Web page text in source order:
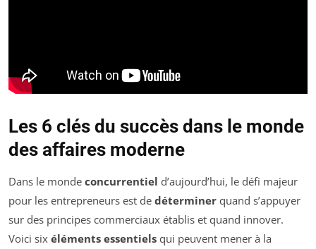
Les 6 clés du succès dans le monde
des affaires moderne
Dans le monde concurrentiel d’aujourd’hui, le défi majeur
pour les entrepreneurs est de déterminer quand s’appuyer
sur des principes commerciaux établis et quand innover.
Voici six éléments essentiels qui peuvent mener à la